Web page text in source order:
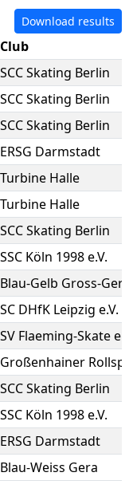
Download results
Club
SCC Skating Berlin
SCC Skating Berlin
SCC Skating Berlin
ERSG Darmstadt
Turbine Halle
Turbine Halle
SCC Skating Berlin
SSC Köln 1998 e.V.
Blau-Gelb Gross-
SC DHfK Leipzig e.V.
SV Flaeming-Skate e.
Großenhainer
SCC Skating Berlin
SSC Köln 1998 e.V.
ERSG Darmstadt
Blau-Weiss Gera